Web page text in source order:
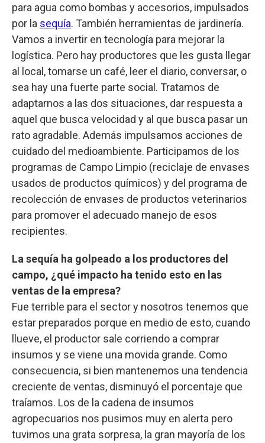
para agua como bombas y accesorios, impulsados
por la sequía. También herramientas de jardinería.
Vamos a invertir en tecnología para mejorar la
logística. Pero hay productores que les gusta llegar
al local, tomarse un café, leer el diario, conversar, o
sea hay una fuerte parte social. Tratamos de
adaptarnos a las dos situaciones, dar respuesta a
aquel que busca velocidad y al que busca pasar un
rato agradable. Además impulsamos acciones de
cuidado del medioambiente. Participamos de los
programas de Campo Limpio (reciclaje de envases
usados de productos químicos) y del programa de
recolección de envases de productos veterinarios
para promover el adecuado manejo de esos
recipientes.
La sequía ha golpeado a los productores del
campo, ¿qué impacto ha tenido esto en las
ventas de la empresa?
Fue terrible para el sector y nosotros tenemos que
estar preparados porque en medio de esto, cuando
llueve, el productor sale corriendo a comprar
insumos y se viene una movida grande. Como
consecuencia, si bien mantenemos una tendencia
creciente de ventas, disminuyó el porcentaje que
traíamos. Los de la cadena de insumos
agropecuarios nos pusimos muy en alerta pero
tuvimos una grata sorpresa, la gran mayoría de los